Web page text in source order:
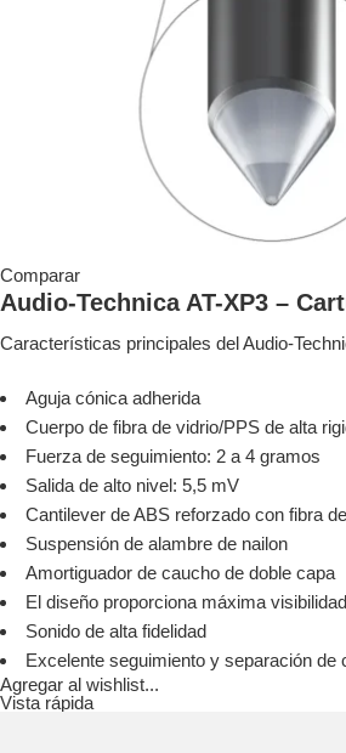
Comparar
Audio-Technica AT-XP3 –
Características principales del Audio-
Aguja cónica adherida
Cuerpo de fibra de vidrio/PPS de alta
Fuerza de seguimiento: 2 a 4 gramos
Salida de alto nivel: 5,5 mV
Cantilever de ABS reforzado con fibra
Suspensión de alambre de nailon
Amortiguador de caucho de doble capa
El diseño proporciona máxima
Sonido de alta fidelidad
Excelente seguimiento y separación de
Agregar al wishlist...
Vista rápida